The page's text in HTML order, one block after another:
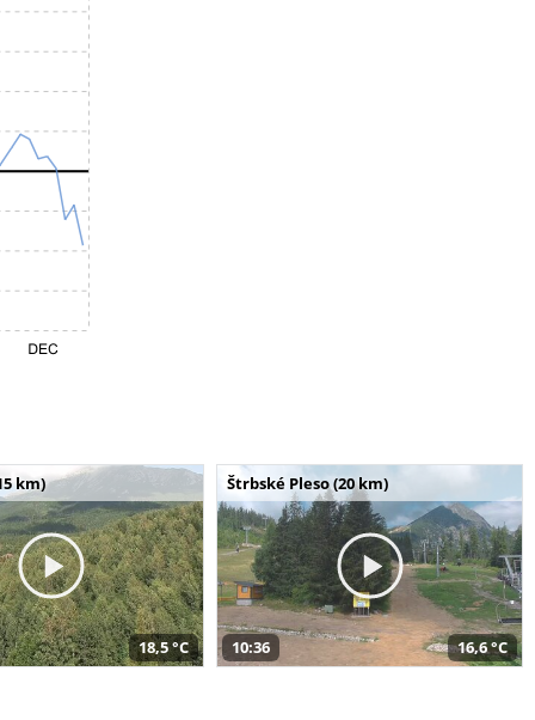
km)
18,5 °C
Štrbské Pleso (20 km)
10:36 16,6 °C